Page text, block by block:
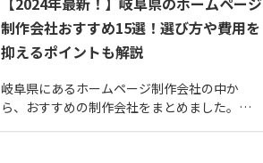
制作会社おすすめ15選！選び方や費用を
抑えるポイントも解説
岐阜県にあるホームページ制作会社の中か
ら、おすすめの制作会社をまとめました。本